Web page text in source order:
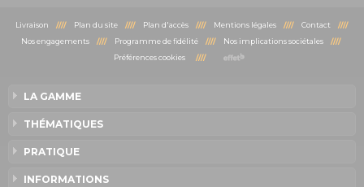
Livraison //// Plan du site //// Plan d'accès //// Mentions légales //// Contact ////
Nos engagements//// Programme de fidélité//// Nos implications sociétales////
Préférences cookies
////
LA GAMME
THÉMATIQUES
PRATIQUE
INFORMATIONS